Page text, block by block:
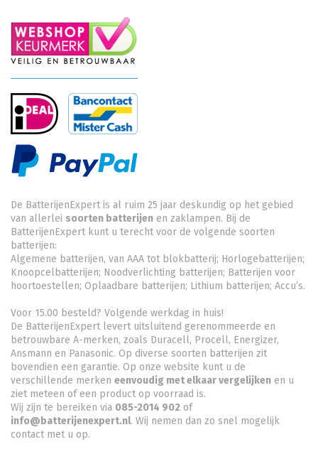
De BatterijenExpert is al ruim 25 jaar deskundig op het gebied
van allerlei soorten batterijen en zaklampen. Bij de
BatterijenExpert kunt u terecht voor de volgende soorten
batterijen:
Algemene batterijen, van AAA tot blokbatterij; Horlogebatterijen;
Knoopcelbatterijen; Noodverlichting batterijen; Batterijen voor
hoortoestellen; Oplaadbare batterijen; Lithium batterijen; Accu’s.
Voor 15.00 besteld? Volgende werkdag in huis!
De BatterijenExpert levert uitsluitend gerenommeerde en
betrouwbare A-merken, zoals Duracell, Procell, Energizer,
Ansmann en Panasonic. Op diverse soorten batterijen zit
bovendien een garantie. Op onze website kunt u de
verschillende merken eenvoudig met elkaar vergelijken en u
ziet meteen of een product op voorraad is.
Wij zijn te bereiken via 085-2014 902 of
info@batterijenexpert.nl. Wij nemen dan zo snel mogelijk
contact met u op.